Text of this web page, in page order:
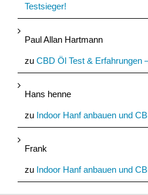
Testsieger!
Paul Allan Hartmann
zu CBD Öl Test & Erfahrungen
Hans henne
zu Indoor Hanf anbauen und
Frank
zu Indoor Hanf anbauen und